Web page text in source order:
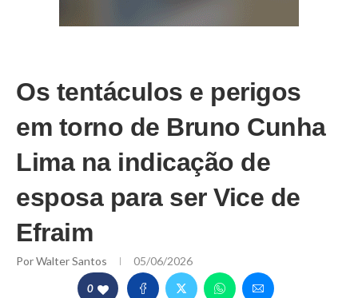
Os tentáculos e perigos
em torno de Bruno Cunha
Lima na indicação de
esposa para ser Vice de
Efraim
PorWalter Santos 05/06/2026
0